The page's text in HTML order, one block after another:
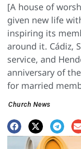
[A house of
given new life
inspiring its
around it. Cádiz,
service, and
anniversary of
for married
Church News